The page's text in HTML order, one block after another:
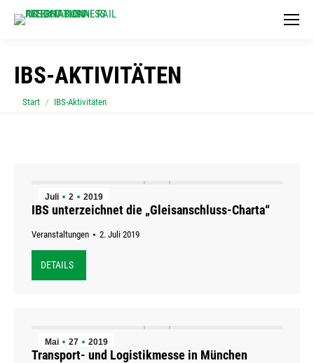
IBS-AKTIVITÄTEN
Sie befinden sich hier:
Start IBS-Aktivitäten
Juli 2 2019
IBS unterzeichnet die „Gleisanschluss-Charta“
Veranstaltungen 2. Juli 2019
DETAILS
Mai 27 2019
Transport- und Logistikmesse in München